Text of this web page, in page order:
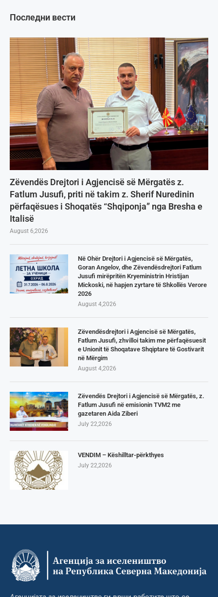
Последни вести
Zëvendës Drejtori i Agjencisë së Mërgatës z.
Fatlum Jusufi, priti në takim z. Sherif Nuredinin
përfaqësues i Shoqatës “Shqiponja” nga Bresha e
Italisë
August 6,2026
Në Ohër Drejtori i Agjencisë së Mërgatës,
Goran Angelov, dhe Zëvendësdrejtori Fatlum
Jusufi mirëpritën Kryeministrin Hristijan
Mickoski, në hapjen zyrtare të Shkollës Verore
2026
August 4,2026
Zëvendësdrejtori i Agjencisë së Mërgatës,
Fatlum Jusufi, zhvilloi takim me përfaqësuesit
e Unionit të Shoqatave Shqiptare të Gostivarit
në Mërgim
August 4,2026
Zëvendës Drejtori i Agjencisë së Mërgatës, z.
Fatlum Jusufi në emisionin TVM2 me
gazetaren Aida Ziberi
July 22,2026
VENDIM – Këshilltar-përkthyes
July 22,2026